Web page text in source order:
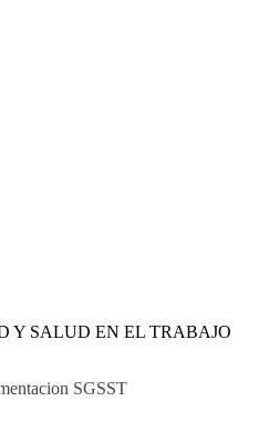
Y SALUD EN EL TRABAJO
SGSST